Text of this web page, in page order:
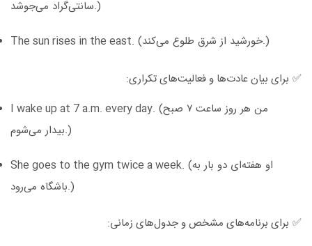
سانتی‌گراد می‌جوشد.)
The sun rises in the east. (خورشید از شرق طلوع می‌کند.)
✅ برای بیان عادت‌ها و فعالیت‌های تکراری:
I wake up at 7 a.m. every day. (من هر روز ساعت ۷ صبح
بیدار می‌شوم.)
She goes to the gym twice a week. (او هفته‌ای دو بار به
باشگاه می‌رود.)
✅ برای برنامه‌های مشخص و جدول‌های زمانی: